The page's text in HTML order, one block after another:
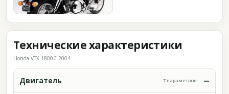
Технические характеристики
Honda VTX 1800C 2004
Двигатель 7 параметров